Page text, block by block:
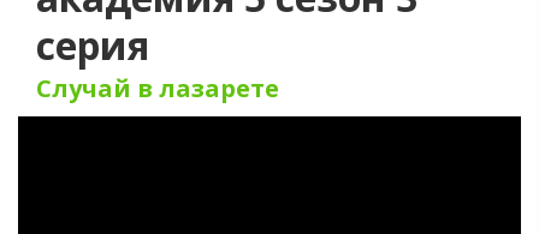
серия
Случай в лазарете